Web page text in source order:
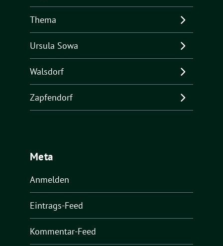
Thema
Ursula Sowa
Walsdorf
Zapfendorf
Meta
Anmelden
Eintrags-Feed
Kommentar-Feed